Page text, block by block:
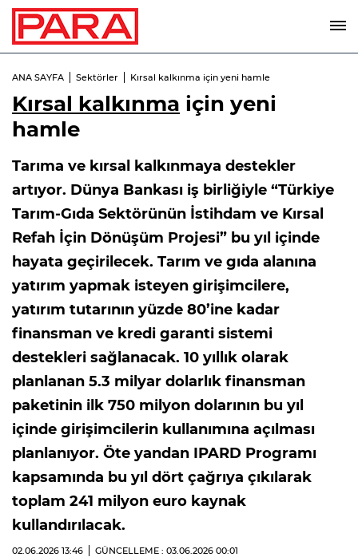
ANA SAYFA Sektörler Kırsal kalkınma için yeni hamle
Kırsal kalkınma için yeni
hamle
Tarıma ve kırsal kalkınmaya destekler
artıyor. Dünya Bankası iş birliğiyle “Türkiye
Tarım-Gıda Sektörünün İstihdam ve Kırsal
Refah İçin Dönüşüm Projesi” bu yıl içinde
hayata geçirilecek. Tarım ve gıda alanına
yatırım yapmak isteyen girişimcilere,
yatırım tutarının yüzde 80’ine kadar
finansman ve kredi garanti sistemi
destekleri sağlanacak. 10 yıllık olarak
planlanan 5.3 milyar dolarlık finansman
paketinin ilk 750 milyon dolarının bu yıl
içinde girişimcilerin kullanımına açılması
planlanıyor. Öte yandan IPARD Programı
kapsamında bu yıl dört çağrıya çıkılarak
toplam 241 milyon euro kaynak
kullandırılacak.
02.06.2026 13:46 GÜNCELLEME : 03.06.2026 00:01